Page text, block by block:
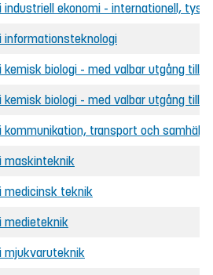
industriell ekonomi - internationell, tyska
informationsteknologi
kemisk biologi - med valbar utgång till
kemisk biologi - med valbar utgång till
kommunikation, transport och samhälle
maskinteknik
medicinsk teknik
medieteknik
mjukvaruteknik